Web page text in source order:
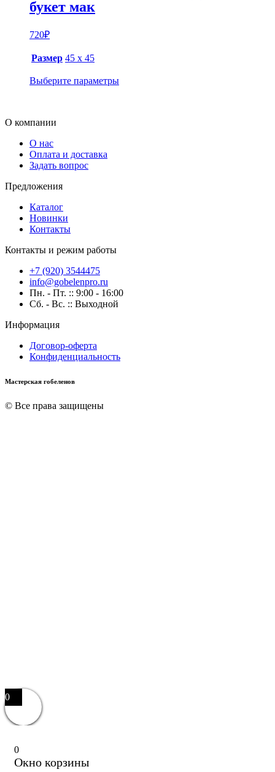
букет мак
720₽
Размер 45 х 45
Выберите параметры
О компании
О нас
Оплата и доставка
Задать вопрос
Предложения
Каталог
Новинки
Контакты
Контакты и режим работы
+7 (920) 3544475
info@gobelenpro.ru
Пн. - Пт. :: 9:00 - 16:00
Сб. - Вс. :: Выходной
Информация
Договор-оферта
Конфиденциальность
Мастерская гобеленов
© Все права защищены
0
0
Окно корзины